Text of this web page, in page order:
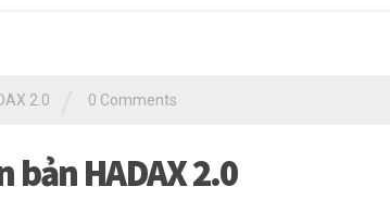
2.0 0 Comments
HADAX 2.0